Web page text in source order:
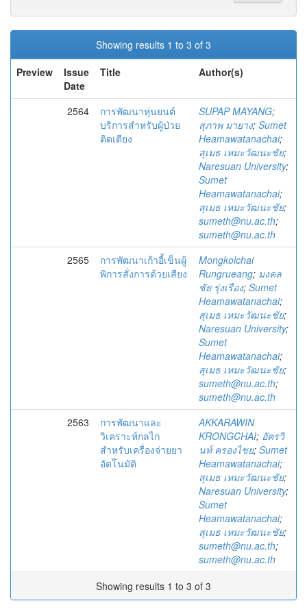
Showing results 1 to 3 of 3
Preview
Issue
Date
Title Author(s)
2564
การพัฒนาหุ่นยนต์
บริการสำหรับผู้ป่วย
ติดเตียง
SUPAP MAYANG;
สุภาพ มายาง; Sumet
Heamawatanachai;
สุเมธ เหมะวัฒนะชัย;
Naresuan University;
Sumet
Heamawatanachai;
สุเมธ เหมะวัฒนะชัย;
sumeth@nu.ac.th;
sumeth@nu.ac.th
2565
การพัฒนาเก้าอี้เข็นผู้
พิการสั่งการด้วยเสียง
Mongkolchai
Rungrueang; มงคล
ชัย รุ่งเรือง; Sumet
Heamawatanachai;
สุเมธ เหมะวัฒนะชัย;
Naresuan University;
Sumet
Heamawatanachai;
สุเมธ เหมะวัฒนะชัย;
sumeth@nu.ac.th;
sumeth@nu.ac.th
2563
การพัฒนาและ
วิเคราะห์กลไก
สำหรับเครื่องจ่ายยา
อัตโนมัติ
AKKARAWIN
KRONGCHAI; อัครวิ
นท์ ครองไชย; Sumet
Heamawatanachai;
สุเมธ เหมะวัฒนะชัย;
Naresuan University;
Sumet
Heamawatanachai;
สุเมธ เหมะวัฒนะชัย;
sumeth@nu.ac.th;
sumeth@nu.ac.th
Showing results 1 to 3 of 3